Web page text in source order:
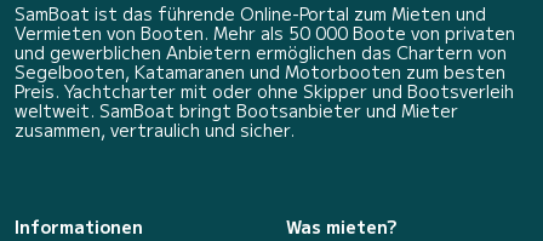
SamBoat ist das führende Online-Portal zum Mieten und
Vermieten von Booten. Mehr als 50 000 Boote von privaten
und gewerblichen Anbietern ermöglichen das Chartern von
Segelbooten, Katamaranen und Motorbooten zum besten
Preis. Yachtcharter mit oder ohne Skipper und Bootsverleih
weltweit. SamBoat bringt Bootsanbieter und Mieter
zusammen, vertraulich und sicher.
Informationen
Was mieten?